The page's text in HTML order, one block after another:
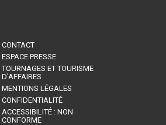
CONTACT
ESPACE PRESSE
TOURNAGES ET TOURISME
D'AFFAIRES
MENTIONS LÉGALES
CONFIDENTIALITÉ
ACCESSIBILITÉ : NON
CONFORME